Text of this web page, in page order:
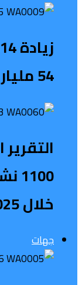
54 مليار درهم
خلال 2025
جهات